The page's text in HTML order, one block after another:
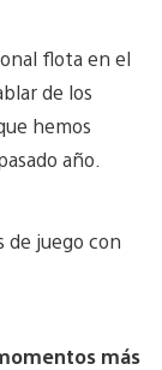
flota en el
de los
hemos
año.
de juego con
más